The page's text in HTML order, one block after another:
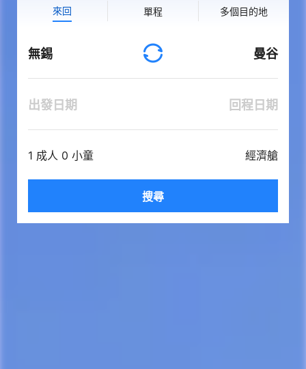
來回 單程 多個目的地
無錫 曼谷
出發日期 回程日期
1 成人 0 小童 經濟艙
搜尋